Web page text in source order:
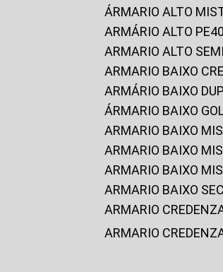
ÁRMARIO ALTO
ARMÁRIO ALTO
ARMARIO ALTO
ARMARIO BAIXO
ARMÁRIO BAIXO
ÁRMARIO BAIXO
ARMARIO BAIXO
ARMARIO BAIXO
ARMARIO BAIXO
ARMARIO BAIXO
ARMARIO
ARMARIO